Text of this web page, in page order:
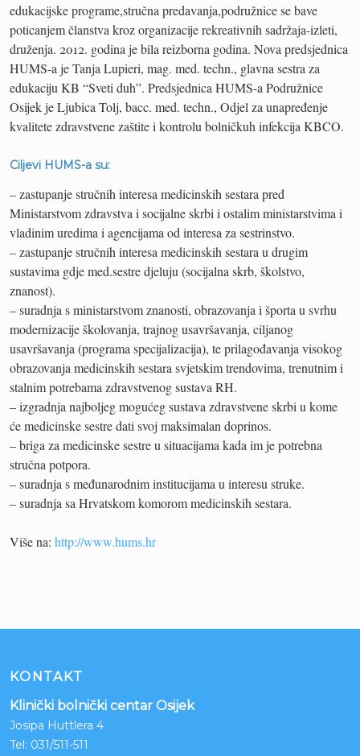
edukacijske programe,stručna predavanja,podružnice se bave
poticanjem članstva kroz organizacije rekreativnih sadržaja-izleti,
druženja. 2012. godina je bila reizborna godina. Nova predsjednica
HUMS-a je Tanja Lupieri, mag. med. techn., glavna sestra za
edukaciju KB “Sveti duh”. Predsjednica HUMS-a Podružnice
Osijek je Ljubica Tolj, bacc. med. techn., Odjel za unapređenje
kvalitete zdravstvene zaštite i kontrolu bolničkuh infekcija KBCO.
Ciljevi HUMS-a su:
– zastupanje stručnih interesa medicinskih sestara pred
Ministarstvom zdravstva i socijalne skrbi i ostalim ministarstvima i
vladinim uredima i agencijama od interesa za sestrinstvo.
– zastupanje stručnih interesa medicinskih sestara u drugim
sustavima gdje med.sestre djeluju (socijalna skrb, školstvo,
znanost).
– suradnja s ministarstvom znanosti, obrazovanja i športa u svrhu
modernizacije školovanja, trajnog usavršavanja, ciljanog
usavršavanja (programa specijalizacija), te prilagođavanja visokog
obrazovanja medicinskih sestara svjetskim trendovima, trenutnim i
stalnim potrebama zdravstvenog sustava RH.
– izgradnja najboljeg mogućeg sustava zdravstvene skrbi u kome
će medicinske sestre dati svoj maksimalan doprinos.
– briga za medicinske sestre u situacijama kada im je potrebna
stručna potpora.
– suradnja s međunarodnim institucijama u interesu struke.
– suradnja sa Hrvatskom komorom medicinskih sestara.
Više na: http://www.hums.hr
KONTAKT
Klinički bolnički centar Osijek
Josipa Huttlera 4
Tel: 031/511-511